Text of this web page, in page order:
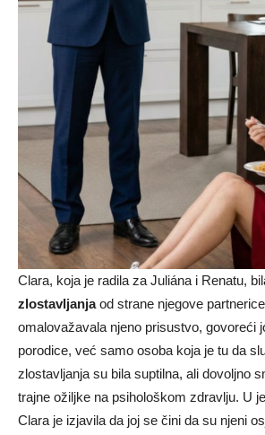
Clara, koja je radila za Juliána i Renatu,
zlostavljanjaod strane njegove
omalovažavala njeno prisustvo, govoreći
porodice, već samo osoba koja je tu da
zlostavljanja su bila suptilna, ali dovoljno
trajne ožiljke na psihološkom zdravlju. U
Clara je izjavila da joj se čini da su njeni